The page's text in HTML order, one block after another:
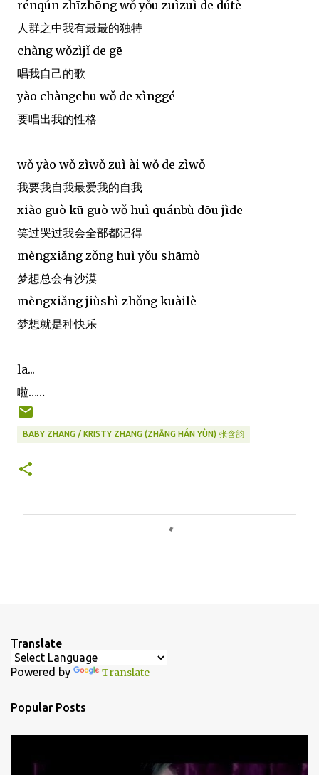
rénqún zhīzhōng wǒ yǒu zuìzuì de dútè
人群之中我有最最的独特
chàng wǒzìjǐ de gē
唱我自己的歌
yào chàngchū wǒ de xìnggé
要唱出我的性格
wǒ yào wǒ zìwǒ zuì ài wǒ de zìwǒ
我要我自我最爱我的自我
xiào guò kū guò wǒ huì quánbù dōu jìde
笑过哭过我会全部都记得
mèngxiǎng zǒng huì yǒu shāmò
梦想总会有沙漠
mèngxiǎng jiùshì zhǒng kuàilè
梦想就是种快乐
la...
啦……
BABY ZHANG / KRISTY ZHANG (ZHĀNG HÁN YÙN) 张含韵
t
s
Translate
Powered by Translate
Popular Posts